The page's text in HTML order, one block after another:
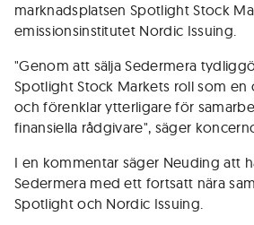
marknadsplatsen Spotlight Stock
emissionsinstitutet Nordic Issuing.
"Genom att sälja Sedermera
Spotlight Stock Markets roll som en
och förenklar ytterligare för
finansiella rådgivare", säger
I en kommentar säger Neuding att
Sedermera med ett fortsatt nära
Spotlight och Nordic Issuing.